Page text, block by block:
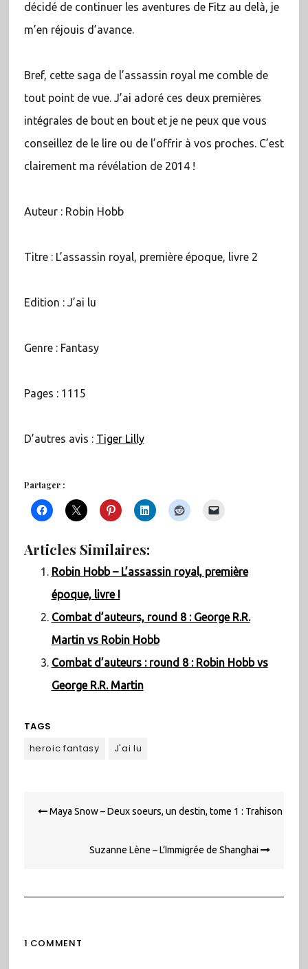
décidé de continuer les aventures de Fitz au delà, je
m’en réjouis d’avance.
Bref, cette saga de l’assassin royal me comble de
tout point de vue. J’ai adoré ces deux premières
intégrales de bout en bout et je ne peux que vous
conseillez de le lire ou de l’offrir à vos proches. C’est
clairement ma révélation de 2014 !
Auteur : Robin Hobb
Titre : L’assassin royal, première époque, livre 2
Edition : J’ai lu
Genre : Fantasy
Pages : 1115
D’autres avis : Tiger Lilly
Partager :
Articles Similaires:
Robin Hobb – L’assassin royal, première
époque, livre I
Combat d’auteurs, round 8 : George R.R.
Martin vs Robin Hobb
Combat d’auteurs : round 8 : Robin Hobb vs
George R.R. Martin
TAGS
heroic fantasy
J'ai lu
de Maya Snow – Deux soeurs, un destin, tome 1 : Trahison
Suzanne Lène – L’Immigrée de Shanghai
1 COMMENT